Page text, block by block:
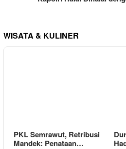
WISATA & KULINER
PKL Semrawut, Retribusi
Mandek: Penataan…